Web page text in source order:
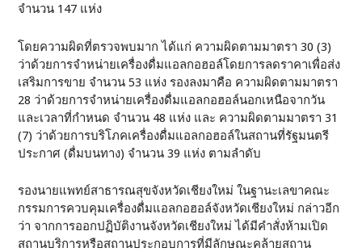
จำนวน 147 แห่ง
โดยความผิดที่ตรวจพบมาก ได้แก่ ความผิดตามมาตรา 30 (3)
ว่าด้วยการจำหน่ายเครื่องดื่มแอลกอฮอล์โดยการลดราคาเพื่อส่ง
เสริมการขาย จำนวน 53 แห่ง รองลงมาคือ ความผิดตามมาตรา
28 ว่าด้วยการจำหน่ายเครื่องดื่มแอลกอฮอล์นอกเหนือจากวัน
และเวลาที่กำหนด จำนวน 48 แห่ง และ ความผิดตามมาตรา 31
(7) ว่าด้วยการบริโภคเครื่องดื่มแอลกอฮอล์ในสถานที่รัฐมนตรี
ประกาศ (ดื่มบนทาง) จำนวน 39 แห่ง ตามลำดับ
รองนายแพทย์สาธารณสุขจังหวัดเชียงใหม่ ในฐานะเลขาคณะ
กรรมการควบคุมเครื่องดื่มแอลกอฮอล์จังหวัดเชียงใหม่ กล่าวอีก
ว่า จากการออกปฏิบัติงานจังหวัดเชียงใหม่ ได้มีคำสั่งห้ามเปิด
สถานบริการหรือสถานประกอบการที่มีลักษณะคล้ายสถาน